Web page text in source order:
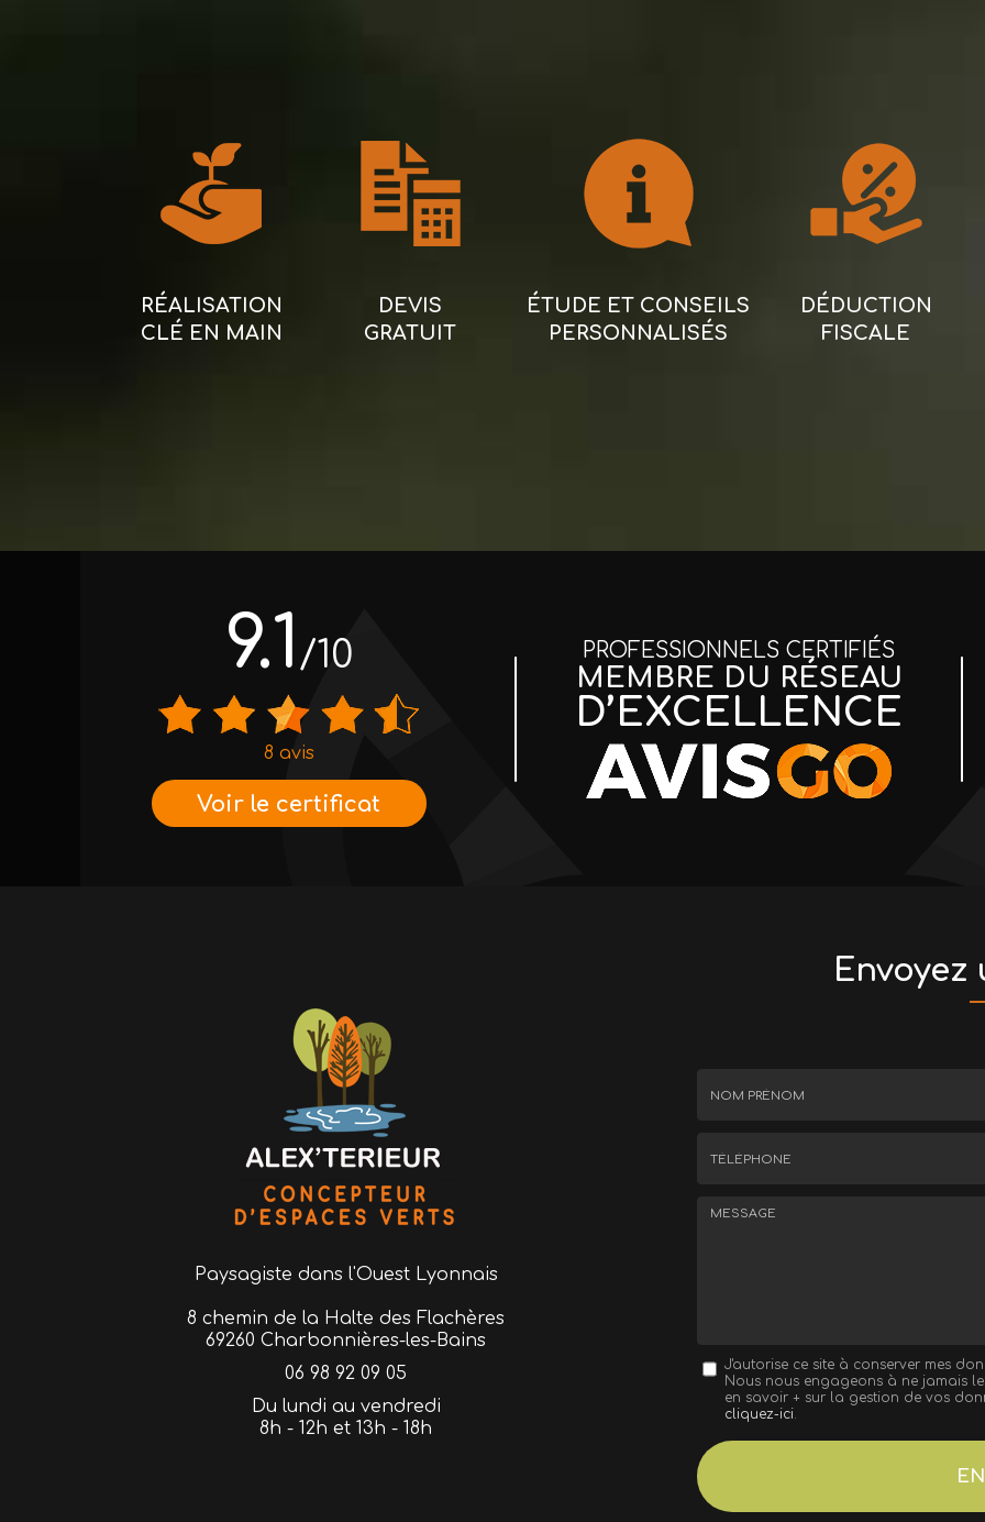
RÉALISATION
CLÉ EN MAIN
DEVIS
GRATUIT
ÉTUDE ET CONSEILS
PERSONNALISÉS
DÉDUCTION
FISCALE
9.1 /10
8 avis
Voir le certificat
PROFESSIONNELS CERTIFIÉS
MEMBRE DU RÉSEAU
D’EXCELLENCE
Paysagiste dans l'Ouest Lyonnais
8 chemin de la Halte des Flachères
69260 Charbonnières-les-Bains
06 98 92 09 05
Du lundi au vendredi
8h - 12h et 13h - 18h
Envoyez
Message
J'autorise ce site à conserver mes
Nous nous engageons à ne jamais
en savoir + sur la gestion de vos
cliquez-ici.
Acceptation
RGPD
*